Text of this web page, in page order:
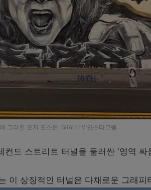
그려진 오지 오스본. GRAFFTV 인스타그램
드 스트리트 터널을 둘러싼 ‘영역 싸
이 상징적인 터널은 다채로운 그래피